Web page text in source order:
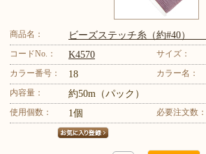
商品名： ビーズステッチ糸（約#40）
コードNo.： K4570
サイズ：
カラー番号：
18 カラー名：
内容量： 約50m（パック）
使用個数： 1個 必要注文数：